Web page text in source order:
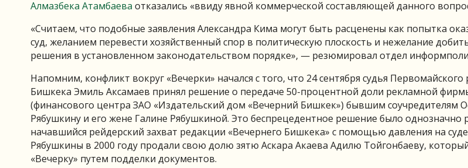
Алмазбека Атамбаева отказались «ввиду явной коммерческой составляющей данного
«Считаем, что подобные заявления Александра Кима могут быть расценены как попытка
суд, желанием перевести хозяйственный спор в политическую плоскость и нежелание
решения в установленном законодательством порядке», — резюмировал отдел
Напомним, конфликт вокруг «Вечерки» начался с того, что 24 сентября судья Первомайского
Бишкека Эмиль Аксамаев принял решение о передаче 50-процентной доли рекламной
(финансового центра ЗАО «Издательский дом «Вечерний Бишкек») бывшим соучредителям
Рябушкину и его жене Галине Рябушкиной. Это беспрецедентное решение было однозначно
начавшийся рейдерский захват редакции «Вечернего Бишкека» с помощью давления на
Рябушкины в 2000 году продали свою долю зятю Аскара Акаева Адилю Тойгонбаеву,
«Вечерку» путем подделки документов.